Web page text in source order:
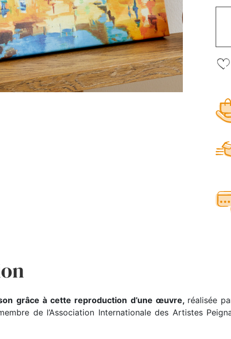
grâce à cette reproduction d’une œuvre, réalisée
de l’Association Internationale des Artistes